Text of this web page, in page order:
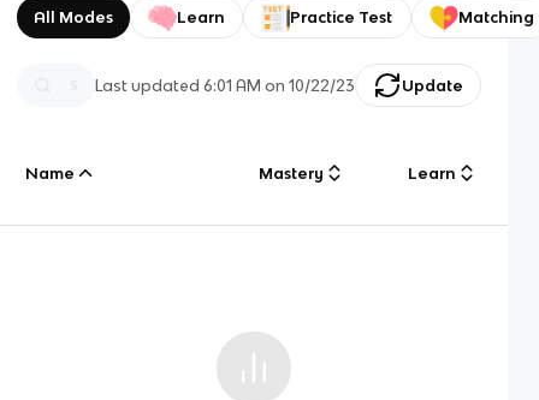
All Modes Learn Practice Test Matching
Last updated6:01 AM on 10/22/23 Update
Name Mastery Learn